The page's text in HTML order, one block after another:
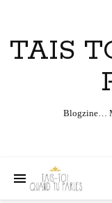
TAIS
Blogzine…